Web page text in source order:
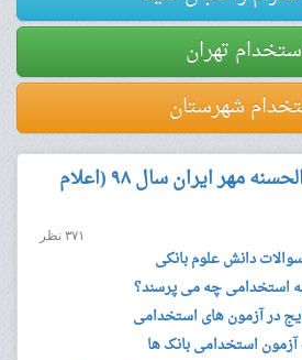
تهران
شهرستان
استخدام بانک قرض الحسنه مهر ایران سال ۹۸ (اعلام
۳۷۱ نظر
دانش علوم بانکی
استخدامی چه می پرسند؟
در آزمون های استخدامی
استخدامی بانک ها